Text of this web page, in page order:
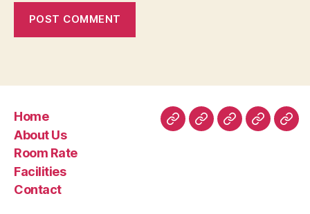
Home
About Us
Room Rate
Facilities
Contact
HomeAboutRoomFacilities